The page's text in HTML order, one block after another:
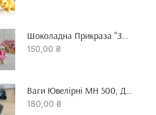
Шоколадна Прикраза "зайчик З Серцем"
150,00 ₴
180,00 ₴